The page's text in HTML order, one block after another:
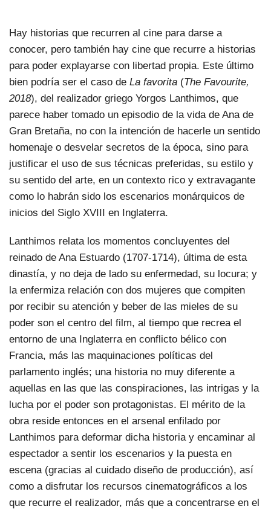
Hay historias que recurren al cine para darse a
conocer, pero también hay cine que recurre a historias
para poder explayarse con libertad propia. Este último
bien podría ser el caso de La favorita (The Favourite,
2018), del realizador griego Yorgos Lanthimos, que
parece haber tomado un episodio de la vida de Ana de
Gran Bretaña, no con la intención de hacerle un sentido
homenaje o desvelar secretos de la época, sino para
justificar el uso de sus técnicas preferidas, su estilo y
su sentido del arte, en un contexto rico y extravagante
como lo habrán sido los escenarios monárquicos de
inicios del Siglo XVIII en Inglaterra.
Lanthimos relata los momentos concluyentes del
reinado de Ana Estuardo (1707-1714), última de esta
dinastía, y no deja de lado su enfermedad, su locura; y
la enfermiza relación con dos mujeres que compiten
por recibir su atención y beber de las mieles de su
poder son el centro del film, al tiempo que recrea el
entorno de una Inglaterra en conflicto bélico con
Francia, más las maquinaciones políticas del
parlamento inglés; una historia no muy diferente a
aquellas en las que las conspiraciones, las intrigas y la
lucha por el poder son protagonistas. El mérito de la
obra reside entonces en el arsenal enfilado por
Lanthimos para deformar dicha historia y encaminar al
espectador a sentir los escenarios y la puesta en
escena (gracias al cuidado diseño de producción), así
como a disfrutar los recursos cinematográficos a los
que recurre el realizador, más que a concentrarse en el